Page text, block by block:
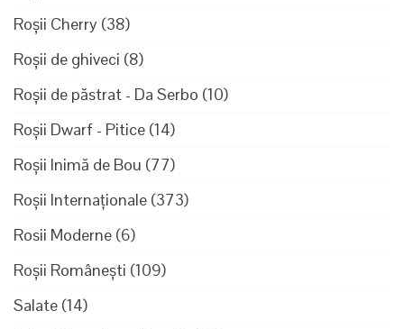
Roșii Cherry (38)
Roșii de ghiveci (8)
Roșii de păstrat - Da Serbo (10)
Roșii Dwarf - Pitice (14)
Roșii Inimă de Bou (77)
Roșii Internaționale (373)
Rosii Moderne (6)
Roșii Românești (109)
Salate (14)